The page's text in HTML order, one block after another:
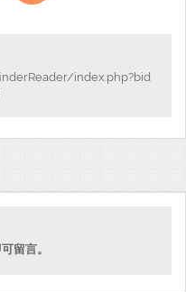
。
index.php?bid
留言。